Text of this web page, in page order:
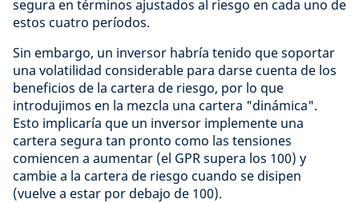
segura en términos ajustados al riesgo en cada uno de
estos cuatro períodos.
Sin embargo, un inversor habría tenido que soportar
una volatilidad considerable para darse cuenta de los
beneficios de la cartera de riesgo, por lo que
introdujimos en la mezcla una cartera "dinámica".
Esto implicaría que un inversor implemente una
cartera segura tan pronto como las tensiones
comiencen a aumentar (el GPR supera los 100) y
cambie a la cartera de riesgo cuando se disipen
(vuelve a estar por debajo de 100).